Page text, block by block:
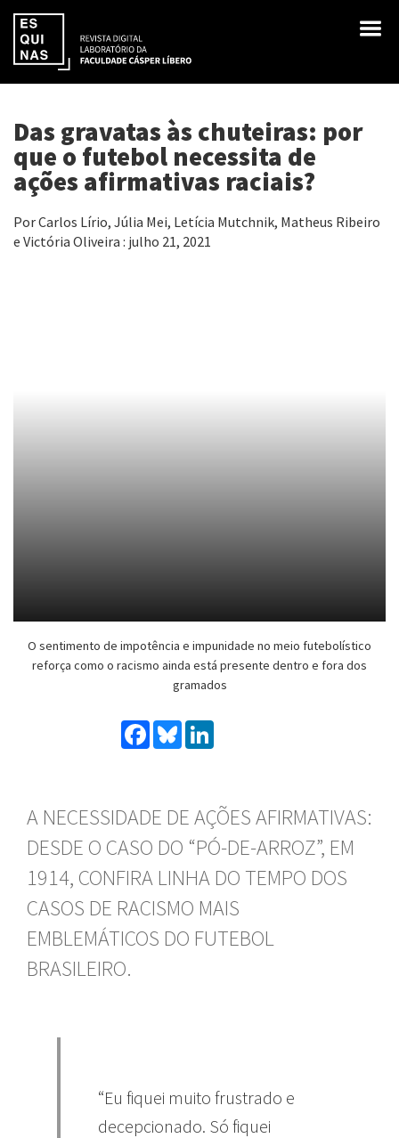
Das gravatas às chuteiras: por
que o futebol necessita de
ações afirmativas raciais?
Por Carlos Lírio, Júlia Mei, Letícia Mutchnik, Matheus Ribeiro
e Victória Oliveira : julho 21, 2021
O sentimento de impotência e impunidade no meio futebolístico
reforça como o racismo ainda está presente dentro e fora dos
gramados
Facebook
Bluesky
A NECESSIDADE DE AÇÕES AFIRMATIVAS:
DESDE O CASO DO “PÓ-DE-ARROZ”, EM
1914, CONFIRA LINHA DO TEMPO DOS
CASOS DE RACISMO MAIS
EMBLEMÁTICOS DO FUTEBOL
BRASILEIRO.
“Eu fiquei muito frustrado e
decepcionado. Só fiquei